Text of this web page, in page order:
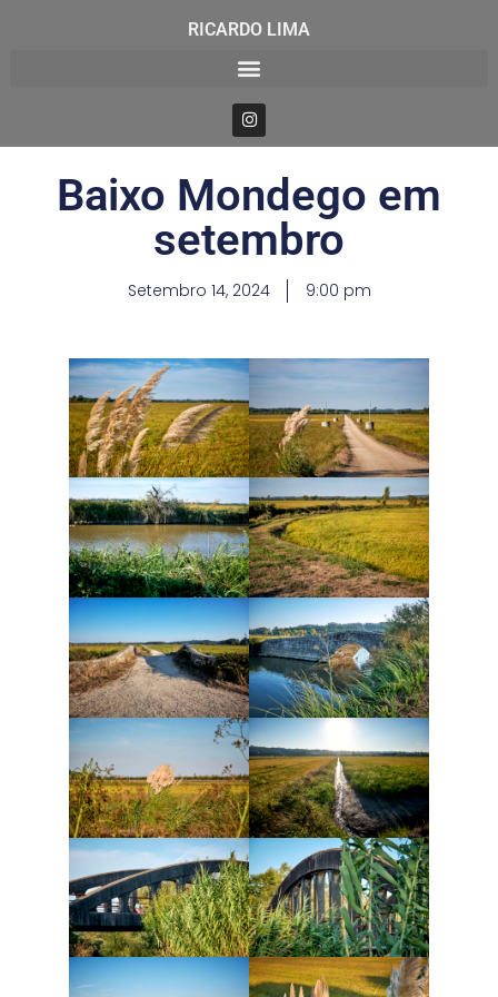
RICARDO LIMA
Baixo Mondego em
setembro
Setembro 14, 2024 9:00 pm